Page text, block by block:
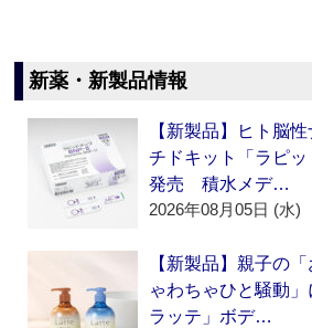
新薬・新製品情報
【新製品】ヒト脳
チドキット「ラピ
発売 積水メデ…
2026年08月05日 (水)
【新製品】親子の
ゃわちゃひと騒動
ラッテ」ボデ…